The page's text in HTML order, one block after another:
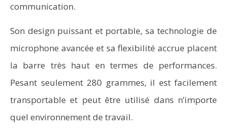
communication.
Son design puissant et portable, sa technologie de
microphone avancée et sa flexibilité accrue placent
la barre très haut en termes de performances.
Pesant seulement 280 grammes, il est facilement
transportable et peut être utilisé dans n’importe
quel environnement de travail.